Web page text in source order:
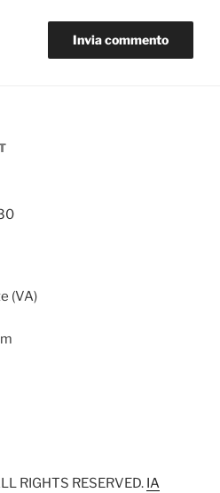
(VA)
RIGHTS RESERVED. IA